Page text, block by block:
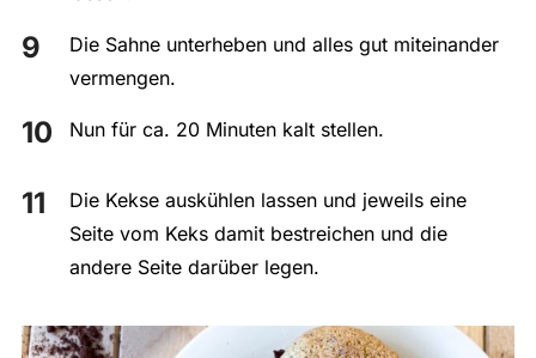
Die Sahne unterheben und alles gut miteinander
vermengen.
Nun für ca. 20 Minuten kalt stellen.
Die Kekse auskühlen lassen und jeweils eine
Seite vom Keks damit bestreichen und die
andere Seite darüber legen.